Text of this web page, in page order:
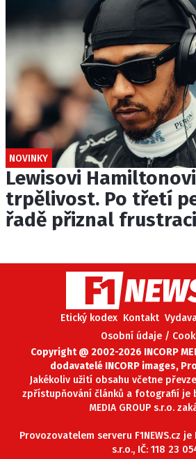
NOVINKY
Lewisovi
trpělivost. Po třetí
řadě přiznal frustraci
Etický kodex Kontakt
Osobní údaje /
Copyright @ 2002-2026 INCORP
dodavatelé INCORP images,
Jakékoliv užití obsahu včetne
zpřístupňování článků a fotografií je
MEDIA GROUP s.r.o.
Provozovatelem serveru F1NEWS.cz je
s.r.o., IČ: 118 23